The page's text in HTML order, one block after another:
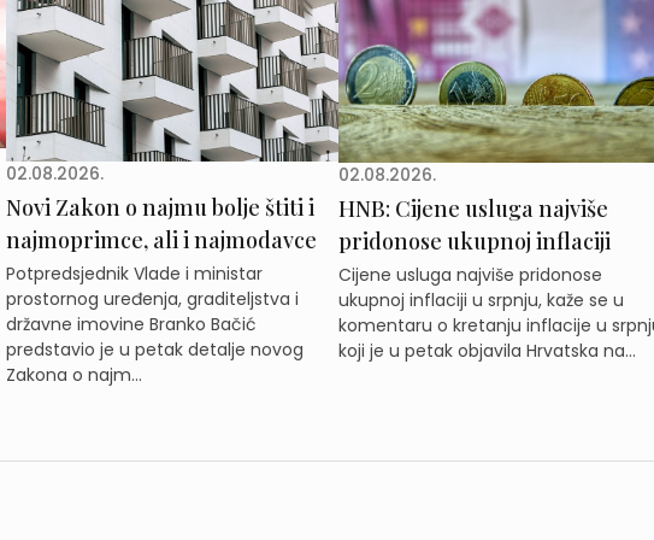
02.08.2026.
Novi Zakon o najmu bolje štiti i
najmoprimce, ali i najmodavce
Potpredsjednik Vlade i ministar
prostornog uređenja, graditeljstva i
državne imovine Branko Bačić
predstavio je u petak detalje novog
Zakona o najm...
02.08.2026.
HNB: Cijene usluga najviše
pridonose ukupnoj inflaciji
Cijene usluga najviše pridonose
ukupnoj inflaciji u srpnju, kaže se u
komentaru o kretanju inflacije u
koji je u petak objavila Hrvatska na...